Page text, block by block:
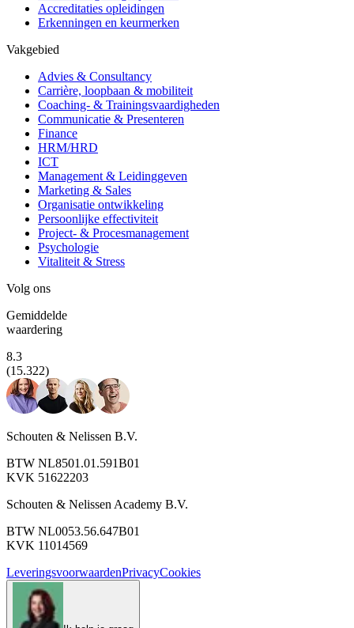
Accreditaties opleidingen
Erkenningen en keurmerken
Vakgebied
Advies & Consultancy
Carrière, loopbaan & mobiliteit
Coaching- & Trainingsvaardigheden
Communicatie & Presenteren
Finance
HRM/HRD
ICT
Management & Leidinggeven
Marketing & Sales
Organisatie ontwikkeling
Persoonlijke effectiviteit
Project- & Procesmanagement
Psychologie
Vitaliteit & Stress
Volg ons
Gemiddelde
waardering
8.3
(15.322)
Schouten & Nelissen B.V.
BTW NL8501.01.591B01
KVK 51622203
Schouten & Nelissen Academy B.V.
BTW NL0053.56.647B01
KVK 11014569
LeveringsvoorwaardenPrivacyCookies